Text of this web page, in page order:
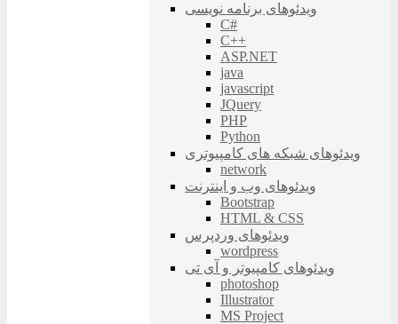
ویدئوهای برنامه نویسی
C#
C++
ASP.NET
java
javascript
JQuery
PHP
Python
ویدئوهای شبکه های کامپیوتری
network
ویدئوهای وب و اینترنت
Bootstrap
HTML & CSS
ویدئوهای وردپرس
wordpress
ویدئوهای کامپیوتر و آی تی
photoshop
Illustrator
MS Project